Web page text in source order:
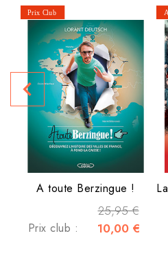
A toute Berzingue !
25,95 €
Prix club : 10,00 €
navigate_before